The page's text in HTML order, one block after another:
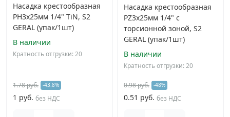
Насадка крестообразная
PH3х25мм 1/4" TiN, S2
GERAL (упак/1шт)
В наличии
Кратность отгрузки: 20
1.78 руб. -43.8%
1 руб. без НДС
Насадка крестообразная
PZ3х25мм 1/4" с
торсионной зоной, S2
GERAL (упак/1шт)
В наличии
Кратность отгрузки: 20
0.98 руб. -48%
0.51 руб. без НДС